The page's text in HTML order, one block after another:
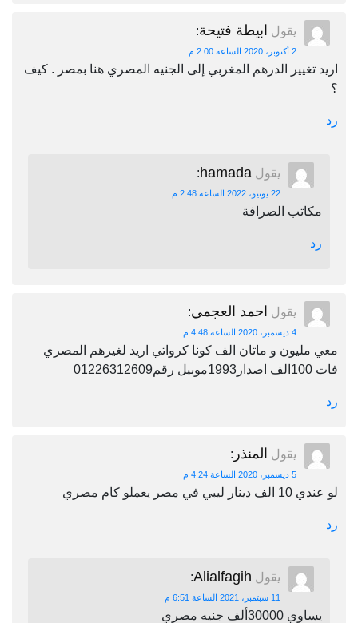
يقول ابيطة فتيحة:
2 أكتوبر، 2020 الساعة 2:00 م
اريد تغيير الدرهم المغربي إلى الجنيه المصري هنا بمصر . كيف
؟
رد
يقول hamada
:
22 يونيو، 2022 الساعة 2:48 م
مكاتب الصرافة
رد
يقول احمد العجمي:
4 ديسمبر، 2020 الساعة 4:48 م
معي مليون و ماتان الف كونا كرواتي اريد لغيرهم المصري
فات 100الف اصدار1993موبيل رقم01226312609
رد
يقول المنذر :
5 ديسمبر، 2020 الساعة 4:24 م
لو عندي 10 الف دينار ليبي في مصر يعملو كام مصري
رد
يقول Alialfagih
:
11 سبتمبر، 2021 الساعة 6:51 م
يساوي 30000ألف جنيه مصري